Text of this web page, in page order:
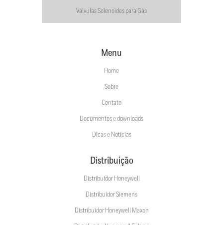
Válvulas Solenoides para Gás
Menu
Home
Sobre
Contato
Documentos e downloads
Dicas e Notícias
Distribuição
Distribuidor Honeywell
Distribuidor Siemens
Distribuidor Honeywell Maxon